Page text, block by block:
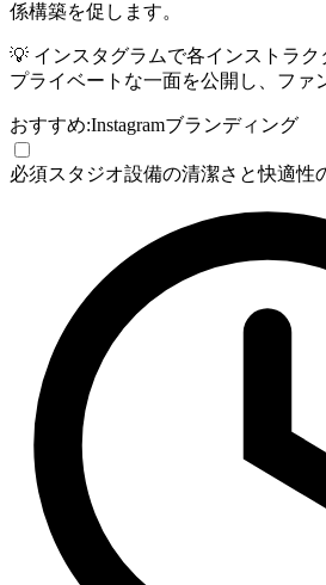
係構築を促します。
💡 インスタグラムで各インストラ
プライベートな一面を公開し、ファ
おすすめ:Instagramブランディング
必須スタジオ設備の清潔さと快適性